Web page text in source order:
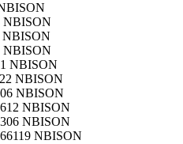
NBISON
NBISON
NBISON
NBISON
NBISON
NBISON
NBISON
NBISON
NBISON